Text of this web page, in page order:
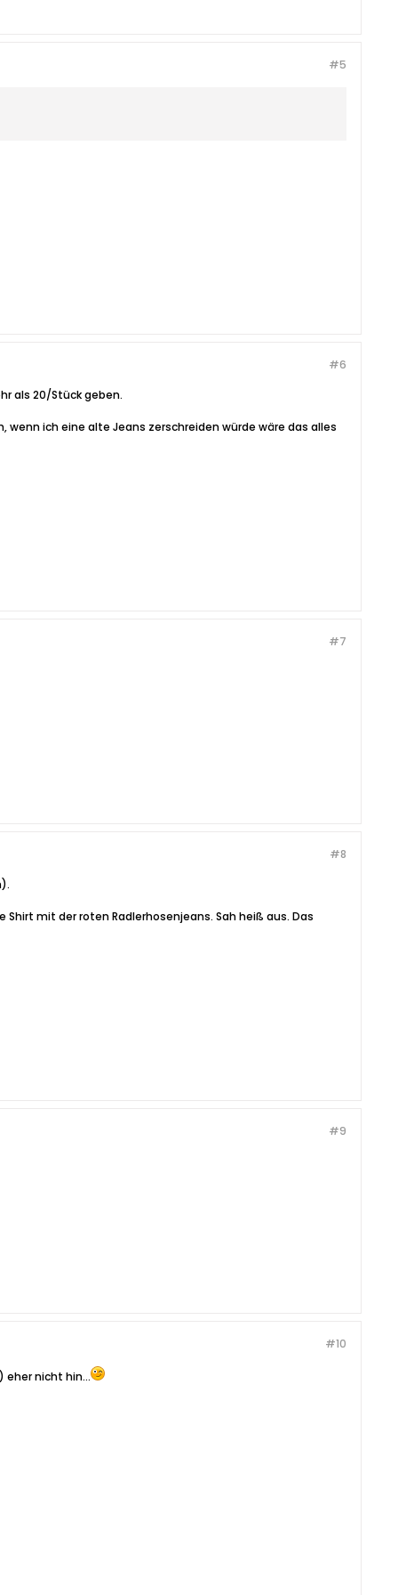
#5
#6
als 20/Stück geben.
wenn ich eine alte Jeans zerschreiden würde wäre das alles
#7
#8
mit der roten Radlerhosenjeans. Sah heiß aus. Das
#9
#10
eher nicht hin...